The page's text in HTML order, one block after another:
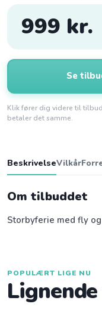
BeskrivelseVilkår
Om tilbuddet
Storbyferie med fly
999 kr.
Se
Klik fører dig videre til
betaler det samme.
POPULÆRT LIGE NU